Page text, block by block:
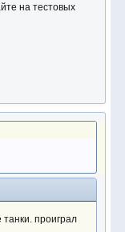
на тестовых
проиграл